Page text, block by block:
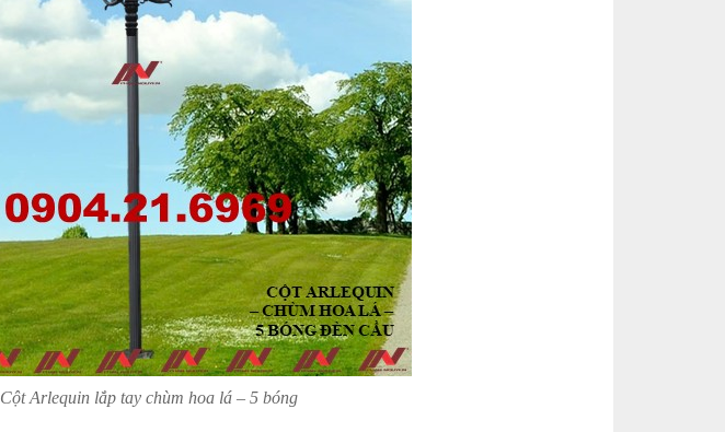
Cột Arlequin lắp tay chùm hoa lá – 5 bóng